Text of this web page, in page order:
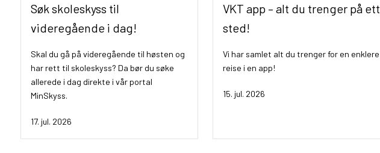
Søk skoleskyss til
videregående i dag!
Skal du gå på videregående til høsten og
har rett til skoleskyss? Da bør du søke
allerede i dag direkte i vår portal
MinSkyss.
17. jul. 2026
VKT app – alt du trenger på ett
sted!
Vi har samlet alt du trenger for en enklere
reise i en app!
15. jul. 2026